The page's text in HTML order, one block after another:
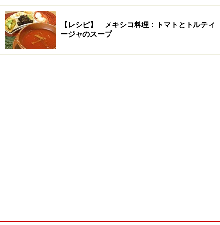
【レシピ】 メキシコ料理：トマトとトルティ
ージャのスープ